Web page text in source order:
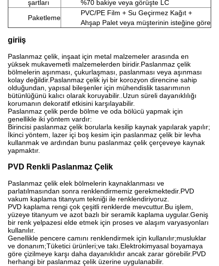
şartları
%70 bakiye veya görüşte LC
Paketleme
PVC/PE Film + Su Geçirmez Kağıt +
Ahşap Palet veya müşterinin isteğine göre
giriiş
Paslanmaz çelik, inşaat için metal malzemeler arasında en
yüksek mukavemetli malzemelerden biridir.Paslanmaz çelik
bölmelerin aşınması, çukurlaşması, paslanması veya aşınması
kolay değildir.Paslanmaz çelik iyi bir korozyon direncine sahip
olduğundan, yapısal bileşenler için mühendislik tasarımının
bütünlüğünü kalıcı olarak koruyabilir..Uzun süreli dayanıklılığı
korumanın dekoratif etkisini karşılayabilir.
Paslanmaz çelik perde bölme ve oda bölücü yapmak için
genellikle iki yöntem vardır:
Birincisi paslanmaz çelik borularla kesilip kaynak yapılarak yapılır;
İkinci yöntem, lazer içi boş kesim için paslanmaz çelik bir levha
kullanmak ve ardından bunu paslanmaz çelik çerçeveye kaynak
yapmaktır.
PVD Renkli Paslanmaz Çelik
Paslanmaz çelik elek bölmelerin kaynaklanması ve
parlatılmasından sonra renklendirmemiz gerekmektedir.PVD
vakum kaplama titanyum tekniği ile renklendiriyoruz.
PVD kaplama rengi çok çeşitli renklerde mevcuttur.Bu işlem,
yüzeye titanyum ve azot bazlı bir seramik kaplama uygular.Geniş
bir renk yelpazesi elde etmek için proses ve alaşım varyasyonları
kullanılır.
Genellikle pencere camını renklendirmek için kullanılır;musluklar
ve donanım;Tüketici ürünleri;ve takı.Elektrokimyasal boyamaya
göre çizilmeye karşı daha dayanıklıdır ancak zarar görebilir.PVD
herhangi bir paslanmaz çelik üzerine uygulanabilir.